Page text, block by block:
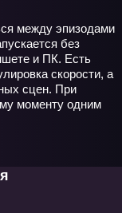
между эпизодами
без
и ПК. Есть
скорости, а
сцен. При
моменту одним